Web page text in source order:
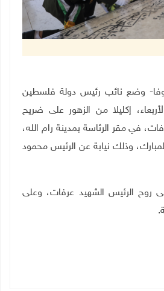
الله 27-5-2026 وفا- وضع نائب رئيس دولة فلسطين
إكليلا من الزهور على ضريح
في مقر الرئاسة بمدينة رام الله،
وذلك نيابة عن الرئيس محمود
روح الرئيس الشهيد عرفات، وعلى
.